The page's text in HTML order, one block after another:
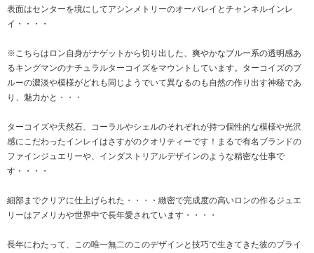
表面はセンターを境にしてアシンメトリーのオーバレイとチャンネルインレ
イ・・・・
※こちらはロン自身がナゲットから切り出した、爽やかなブルー系の透明感あ
るキングマンのナチュラルターコイズをマウントしています。ターコイズのブ
ルーの濃淡や模様がどれも同じようでいて異なるのも自然の作り出す神秘であ
り、魅力かと・・・
ターコイズや天然石、コーラルやシェルのそれぞれが持つ個性的な模様や光沢
感にこだわったインレイはさすがのクオリティーです！まるで有名ブランドの
ファインジュエリーや、インダストリアルデザインのような精密な仕事で
す・・・・
細部までクリアに仕上げられた・・・・緻密で完成度の高いロンの作るジュエ
リーはアメリカや世界中で長年愛されています・・・・
長年にわたって、この唯一無二のこのデザインと技巧で生きてきた彼のプライ